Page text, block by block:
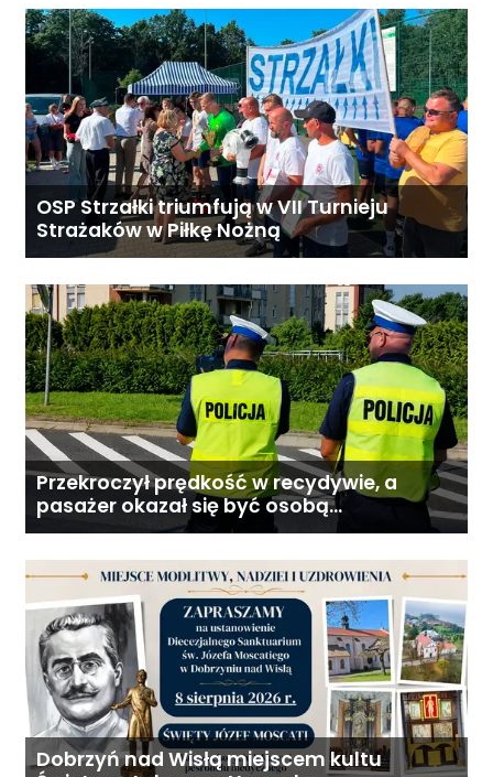
OSP Strzałki triumfują w VII Turnieju
Strażaków w Piłkę Nożną
Przekroczył prędkość w recydywie, a
pasażer okazał się być osobą
poszukiwaną
Dobrzyń nad Wisłą miejscem kultu